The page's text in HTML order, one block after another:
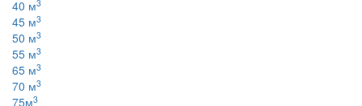
40 м3
45 м3
50 м3
55 м3
65 м3
70 м3
75м3